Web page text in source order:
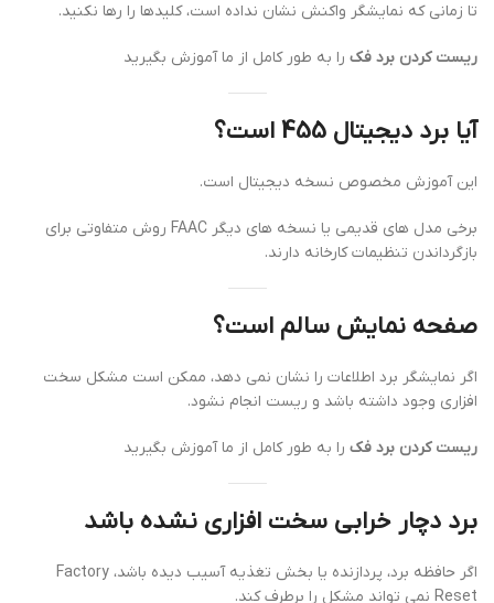
تا زمانی که نمایشگر واکنش نشان نداده است، کلیدها را رها نکنید.
ریست کردن برد فک را به طور کامل از ما آموزش بگیرید
آیا برد دیجیتال 455 است؟
این آموزش مخصوص نسخه دیجیتال است.
برخی مدل های قدیمی یا نسخه های دیگر FAAC روش متفاوتی برای
بازگرداندن تنظیمات کارخانه دارند.
صفحه نمایش سالم است؟
اگر نمایشگر برد اطلاعات را نشان نمی دهد، ممکن است مشکل سخت
افزاری وجود داشته باشد و ریست انجام نشود.
ریست کردن برد فک را به طور کامل از ما آموزش بگیرید
برد دچار خرابی سخت افزاری نشده باشد
اگر حافظه برد، پردازنده یا بخش تغذیه آسیب دیده باشد، Factory
Reset نمی تواند مشکل را برطرف کند.